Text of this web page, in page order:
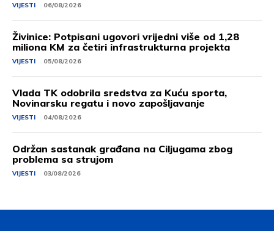
VIJESTI 06/08/2026
Živinice: Potpisani ugovori vrijedni više od 1,28
miliona KM za četiri infrastrukturna projekta
VIJESTI 05/08/2026
Vlada TK odobrila sredstva za Kuću sporta,
Novinarsku regatu i novo zapošljavanje
VIJESTI 04/08/2026
Održan sastanak građana na Ciljugama zbog
problema sa strujom
VIJESTI 03/08/2026